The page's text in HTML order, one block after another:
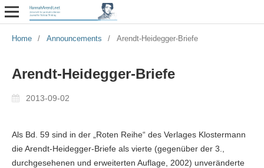
Home / Announcements / Arendt-Heidegger-Briefe
Arendt-Heidegger-Briefe
2013-09-02
Als Bd. 59 sind in der „Roten Reihe“ des Verlages Klostermann
die Arendt-Heidegger-Briefe als vierte (gegenüber der 3.,
durchgesehenen und erweiterten Auflage, 2002) unveränderte